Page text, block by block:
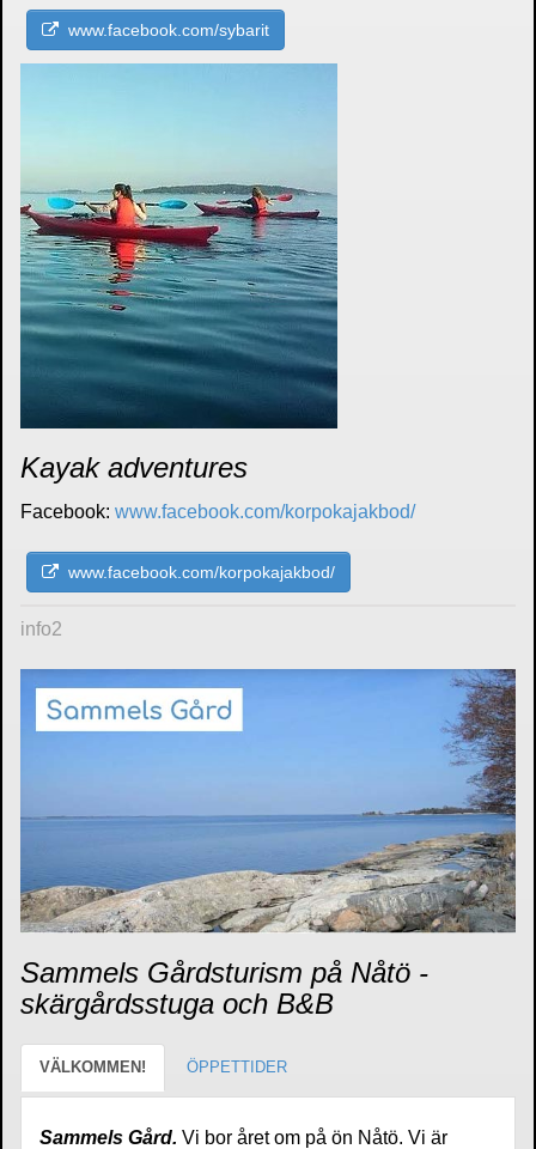
www.facebook.com/sybarit
Kayak adventures
Facebook: www.facebook.com/korpokajakbod/
www.facebook.com/korpokajakbod/
info2
Sammels Gårdsturism på Nåtö -
skärgårdsstuga och B&B
VÄLKOMMEN! ÖPPETTIDER
Sammels Gård. Vi bor året om på ön Nåtö. Vi är